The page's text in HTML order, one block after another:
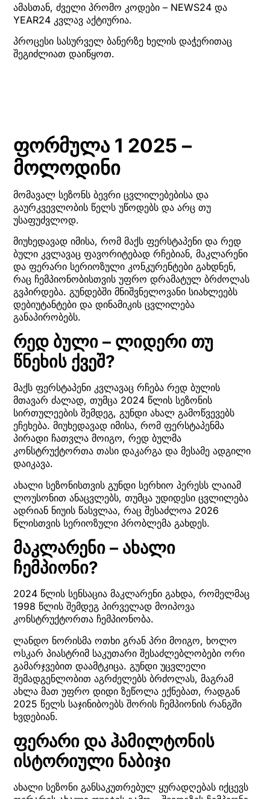
ამასთან, ძველი პრომო კოდები – NEWS24 და
YEAR24 კვლავ აქტიურია.
პროცესი სასურველ ბანერზე ხელის დაჭერითაც
შეგიძლიათ დაიწყოთ.
ფორმულა 1 2025 –
მოლოდინი
მომავალ სეზონს ბევრი ცვლილებებისა და
გაურკვევლობის წელს უწოდებს და არც თუ
უსაფუძვლოდ.
მიუხედავად იმისა, რომ მაქს ფერსტაპენი და რედ
ბული კვლავაც ფავორიტებად რჩებიან, მაკლარენი
და ფერარი სერიოზული კონკურენტები გახდნენ,
რაც ჩემპიონობისთვის უფრო დრამატულ ბრძოლას
გვპირდება. გუნდებში მნიშვნელოვანი სიახლეებს
დებიუტანტები და დინამიკის ცვლილება
განაპირობებს.
რედ ბული – ლიდერი თუ
წნეხის ქვეშ?
მაქს ფერსტაპენი კვლავაც რჩება რედ ბულის
მთავარ ძალად, თუმცა 2024 წლის სეზონის
სირთულეების შემდეგ, გუნდი ახალ გამოწვევებს
ეჩეხება. მიუხედავად იმისა, რომ ფერსტაპენმა
პირადი ჩათვლა მოიგო, რედ ბულმა
კონსტრუქტორთა თასი დაკარგა და მესამე ადგილი
დაიკავა.
ახალი სეზონისთვის გუნდი სერხიო პერესს ლაიამ
ლოუსონით ანაცვლებს, თუმცა უდიდესი ცვლილება
ადრიან ნიუის წასვლაა, რაც შესაძლოა 2026
წლისთვის სერიოზული პრობლემა გახდეს.
მაკლარენი – ახალი
ჩემპიონი?
2024 წლის სენსაცია მაკლარენი გახდა, რომელმაც
1998 წლის შემდეგ პირველად მოიპოვა
კონსტრუქტორთა ჩემპიონობა.
ლანდო ნორისმა ოთხი გრან პრი მოიგო, ხოლო
ოსკარ პიასტრიმ საკუთარი შესაძლებლობები ორი
გამარჯვებით დაამტკიცა. გუნდი უცვლელი
შემადგენლობით აგრძელებს ბრძოლას, მაგრამ
ახლა მათ უფრო დიდი ზეწოლა ექნებათ, რადგან
2025 წელს საჯინიბოებს შორის ჩემპიონის რანგში
ხვდებიან.
ფერარი და ჰამილტონის
ისტორიული ნაბიჯი
ახალი სეზონი განსაკუთრებულ ყურადღებას იქცევს